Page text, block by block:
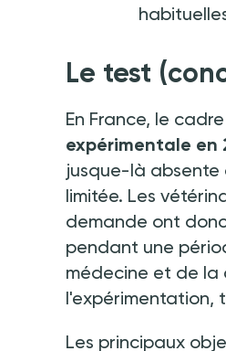
Le test
En France, le
expérimentale en
jusque-là absente
limitée. Les
demande ont
pendant une
médecine et de la
l'expérimentation,
Les principaux